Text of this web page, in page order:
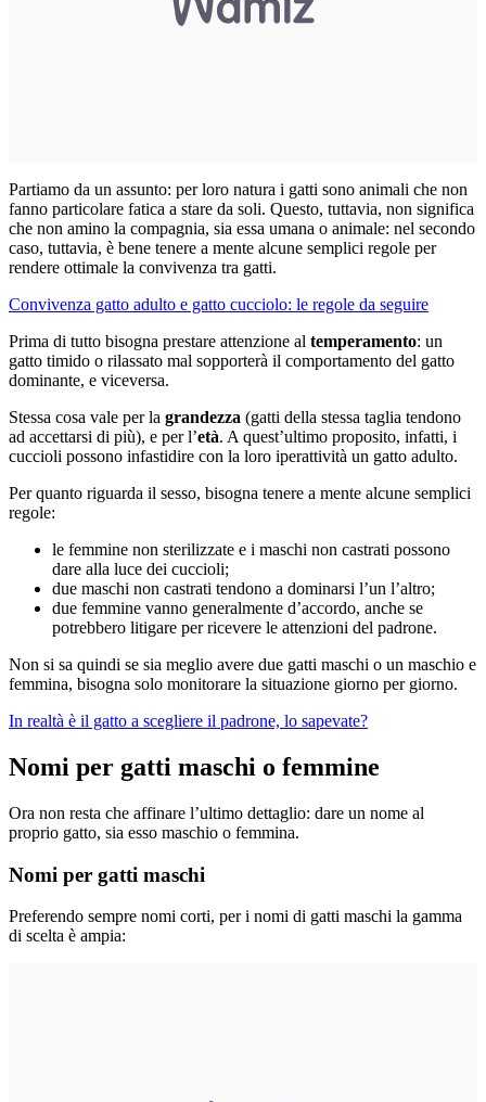
Partiamo da un assunto: per loro natura i gatti sono animali che non
fanno particolare fatica a stare da soli. Questo, tuttavia, non significa
che non amino la compagnia, sia essa umana o animale: nel secondo
caso, tuttavia, è bene tenere a mente alcune semplici regole per
rendere ottimale la convivenza tra gatti.
Convivenza gatto adulto e gatto cucciolo: le regole da seguire
Prima di tutto bisogna prestare attenzione al temperamento: un
gatto timido o rilassato mal sopporterà il comportamento del gatto
dominante, e viceversa.
Stessa cosa vale per la grandezza (gatti della stessa taglia tendono
ad accettarsi di più), e per l’età. A quest’ultimo proposito, infatti, i
cuccioli possono infastidire con la loro iperattività un gatto adulto.
Per quanto riguarda il sesso, bisogna tenere a mente alcune semplici
regole:
le femmine non sterilizzate e i maschi non castrati possono
dare alla luce dei cuccioli;
due maschi non castrati tendono a dominarsi l’un l’altro;
due femmine vanno generalmente d’accordo, anche se
potrebbero litigare per ricevere le attenzioni del padrone.
Non si sa quindi se sia meglio avere due gatti maschi o un maschio e
femmina, bisogna solo monitorare la situazione giorno per giorno.
In realtà è il gatto a scegliere il padrone, lo sapevate?
Nomi per gatti maschi o femmine
Ora non resta che affinare l’ultimo dettaglio: dare un nome al
proprio gatto, sia esso maschio o femmina.
Nomi per gatti maschi
Preferendo sempre nomi corti, per i nomi di gatti maschi la gamma
di scelta è ampia: